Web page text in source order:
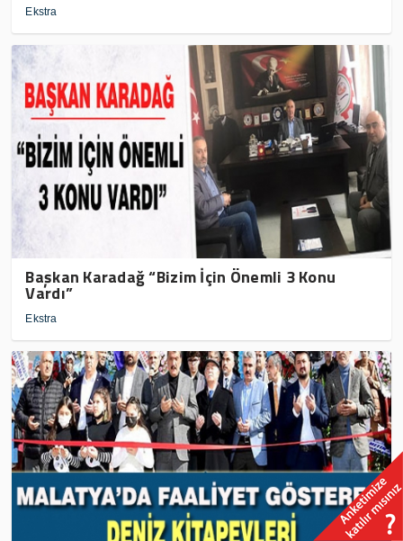
Ekstra
Başkan Karadağ “Bizim İçin Önemli 3 Konu
Vardı”
Ekstra